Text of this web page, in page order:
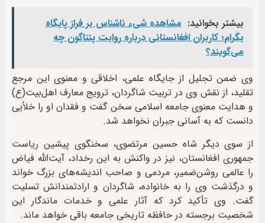
بیشتر بخوانید: مشاهده شیء ناشناس بر فراز پایگاه
بگرام؛ کاربران افغانستانی درباره روایت پنتاگون چه
می‌گویند؟
وی ضمن تجلیل از جایگاه علمی، اخلاقی و معنوی این مرجع
تقلید، از نقش وی در تربیت شاگردان، ترویج معارف اهل‌بیت(ع)
و هدایت معنوی جامعه اسلامی سخن گفت و فقدان او را خلأیی
دانست که به آسانی جبران نخواهد شد.
از سوی دیگر شاه حسین مرتضوی، سخنگوی پیشین ریاست
جمهوری افغانستان، نیز در واکنش به این رخداد، آیت‌الله فیاض
را عالمی روشن‌ضمیر، مردمی و صاحب اندیشه‌های بزرگ خواند
و درگذشت وی را به خانواده، شاگردان و ارادتمندانش تسلیت
گفت. وی تأکید کرد که آثار علمی و خدمات ماندگار این
شخصیت برجسته در حافظه تاریخی جامعه باقی خواهد ماند.